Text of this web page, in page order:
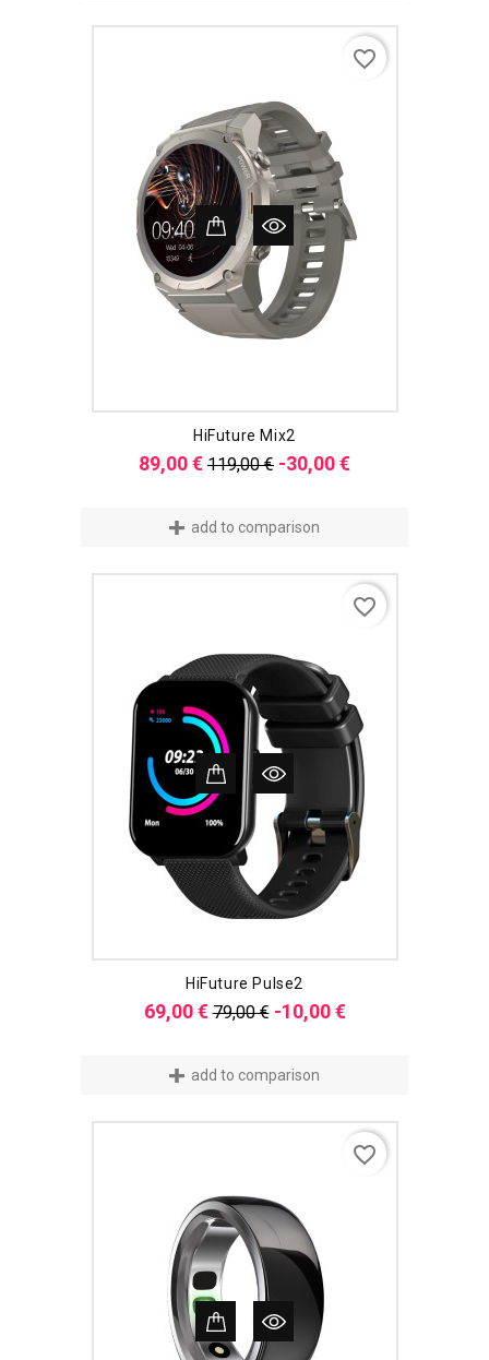
HiFuture Mix2
89,00 €Verkaufspreis
119,00 € -30,00 €Preis
favorite_border
add to comparison
HiFuture Pulse2
69,00 €Verkaufspreis
79,00 € -10,00 €Preis
favorite_border
add to comparison
favorite_border